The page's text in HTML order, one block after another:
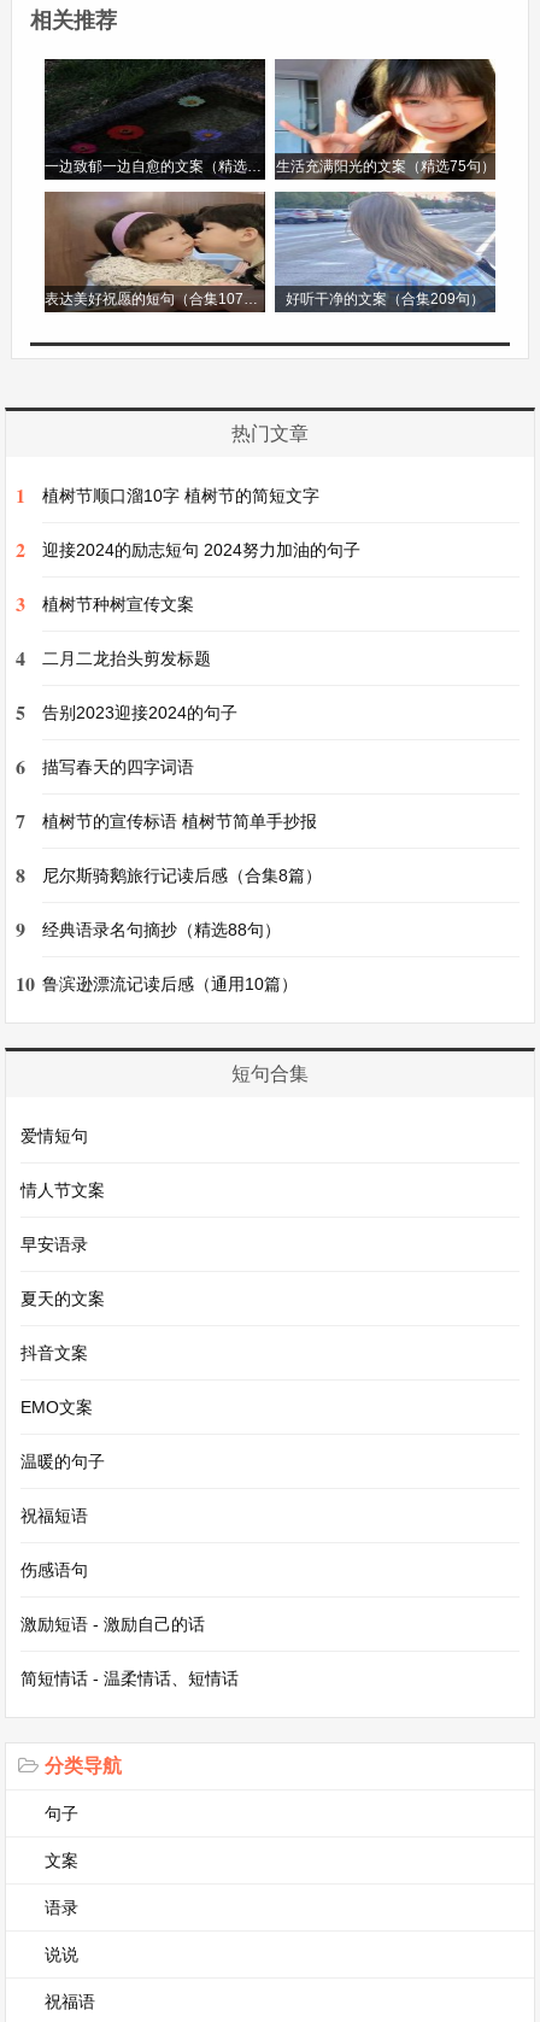
就担忧他的君王。这就是进入朝廷做官也担忧，辞
概一定会说：“在天下人的忧愁之先就忧愁，在天
下人的快乐之后才快乐”吧。唉!如果没有这种人，
我同谁一道呢?
写于庆历六年九月十五日。
重点字词翻译：
天，滕子京被贬官做巴陵郡守。谪，封建王朝官吏
事顺利，百姓和乐，许多已废弛不办的事情都兴办
起来。越，及，到。具，通“俱”，全，皆。
3. 乃重修岳阳楼，增其旧制，刻唐贤今人诗赋于其
上。属予作文以记之：于是重新修建岳阳楼，扩大
属，通“嘱”，嘱托。
美好景色，全在这洞庭湖上。胜状，胜景，好景
色。
5. 衔远山，吞长江，浩浩汤汤，横无际涯;朝晖夕
阴，气象万千：它连接着远处的山，吞吐长江的水
(shāng)，水波浩荡的样子。横无际涯，宽阔无
边。涯，边。晖，日光。气象，景象。
6. 此则岳阳楼之大观也。前人之述备矣：这就是岳
阳楼的雄伟景象。前人的记述(已经)很详尽了。大
7. 然则北通巫峡，南极潇湘，迁客骚人，多会于
到巫峡，南面直到潇湘，降职的官吏和来往的诗
人，大多在这里聚会，(他们)观赏自然景物而触发
的支流。迁客，谪迁的人，指降职远调的人。骚
人，诗人。战国时屈原作《离骚》，因此后人也称
诗人为骚人。得无，表推测。
空;日星隐曜，山岳潜形;商旅不往，樯倾楫摧;薄暮
冥冥，虎啸猿啼：像那连绵细雨纷纷而下，整月不
放晴的时候，阴冷的风怒吼着，浑浊的波浪冲向天
相关推荐
一边致郁一边自愈的文案（精选96句） 生活充满阳光的文案（精选75句）
表达美好祝愿的短句（合集107句） 好听干净的文案（合集209句）
热门文章
1 植树节顺口溜10字 植树节的简短文字
2 迎接2024的励志短句 2024努力加油的句子
3 植树节种树宣传文案
4 二月二龙抬头剪发标题
5 告别2023迎接2024的句子
6 描写春天的四字词语
7 植树节的宣传标语 植树节简单手抄报
8 尼尔斯骑鹅旅行记读后感（合集8篇）
9 经典语录名句摘抄（精选88句）
10 鲁滨逊漂流记读后感（通用10篇）
短句合集
爱情短句
情人节文案
早安语录
夏天的文案
抖音文案
EMO文案
温暖的句子
祝福短语
伤感语句
激励短语 - 激励自己的话
简短情话 - 温柔情话、短情话
分类导航
句子
文案
语录
说说
祝福语